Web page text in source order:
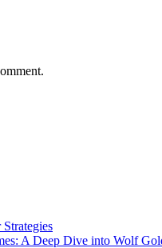
A Deep Dive into Wolf